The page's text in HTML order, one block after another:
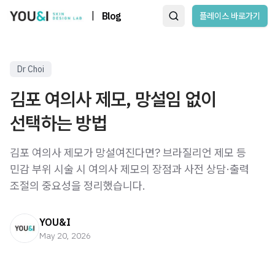
Blog 플레이스 바로가기
Dr Choi
김포 여의사 제모, 망설임 없이
선택하는 방법
김포 여의사 제모가 망설여진다면? 브라질리언 제모 등
민감 부위 시술 시 여의사 제모의 장점과 사전 상담·출력
조절의 중요성을 정리했습니다.
YOU&I
May 20, 2026